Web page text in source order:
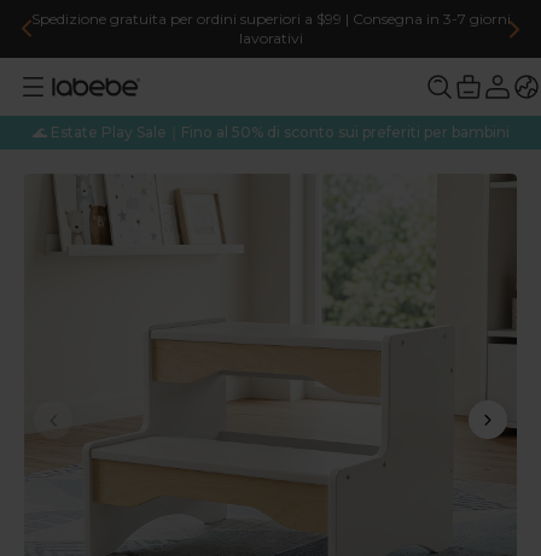
Spedizione gratuita per ordini superiori a $99 | Consegna in 3-7 giorni
lavorativi
🌊 Estate Play Sale｜Fino al 50% di sconto sui preferiti per bambini